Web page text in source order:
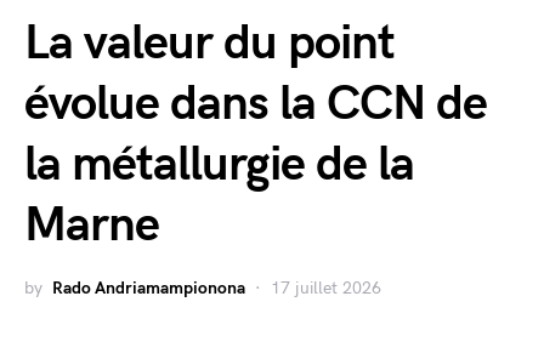
La valeur du point
évolue dans la CCN de
la métallurgie de la
Marne
by Rado Andriamampionona 17 juillet 2026